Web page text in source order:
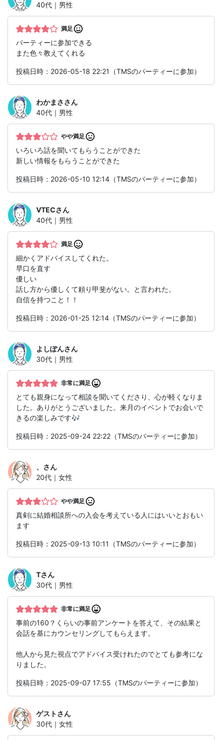
40代｜男性
満足
パーティーに参加できる
また色々教えてくれる
投稿日時：2026-05-18 22:21（TMSのパーティーに参加）
わかまささん
40代｜男性
やや満足
いろいろ話を聞いてもらうことができた
新しい情報をもらうことができた
投稿日時：2026-05-10 12:14（TMSのパーティーに参加）
VTECさん
40代｜男性
満足
細かくアドバイスしてくれた。
早口を直す
優しい
話し方から優しくて頼り甲斐がない。と言われた。
自信を持つこと！！
投稿日時：2026-01-25 12:14（TMSのパーティーに参加）
よしぽんさん
30代｜男性
非常に満足
とても親身になって相談を聞いてくださり、心が軽くなりま
した。ありがとうございました。来月のイベントでお会いで
きるの楽しみです🎶
投稿日時：2025-09-24 22:22（TMSのパーティーに参加）
、 さん
20代｜女性
やや満足
真剣に結婚相談所への入会を考えている人にはいいとおもい
ます
投稿日時：2025-09-13 10:11（TMSのパーティーに参加）
Tさん
30代｜男性
非常に満足
事前の160？くらいの事前アンケートを答えて、その結果と
会話を基にカウンセリングしてもらえます。
他人から見た視点でアドバイス受けれたのでとても参考にな
りました。
投稿日時：2025-09-07 17:55（TMSのパーティーに参加）
ゲストさん
30代｜女性